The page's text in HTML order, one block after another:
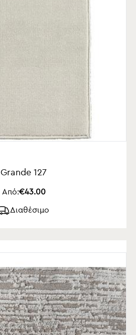
Grande 127
Από:€43.00
Διαθέσιμο